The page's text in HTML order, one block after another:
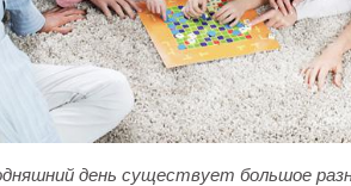
день существует большое